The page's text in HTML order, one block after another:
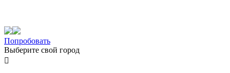
Попробовать
Выберите свой город
